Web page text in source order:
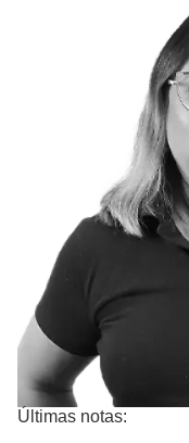
Últimas notas: